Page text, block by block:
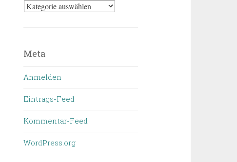
Kategorien
Meta
Anmelden
Eintrags-Feed
Kommentar-Feed
WordPress.org